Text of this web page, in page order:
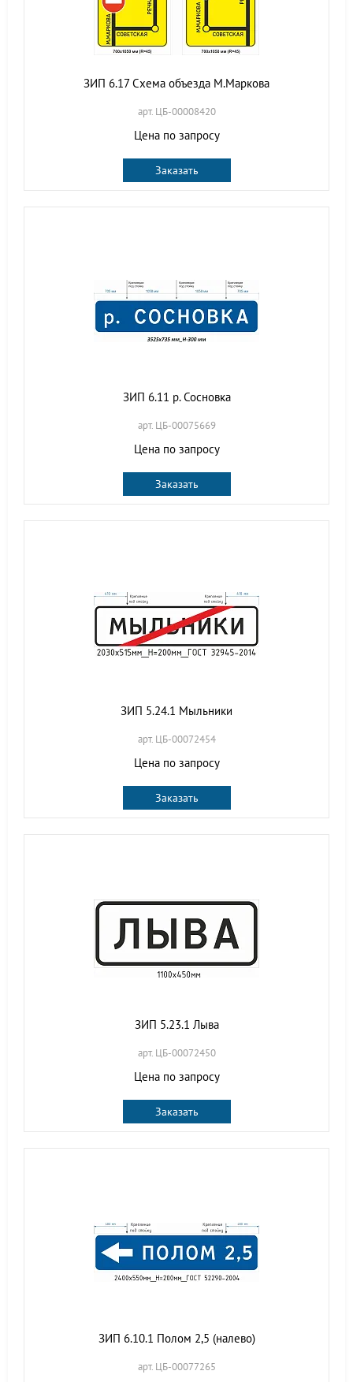
ЗИП 6.17 Схема объезда М.Маркова
арт. ЦБ-00008420
Цена по запросу
Заказать
ЗИП 6.11 р. Сосновка
арт. ЦБ-00075669
Цена по запросу
Заказать
ЗИП 5.24.1 Мыльники
арт. ЦБ-00072454
Цена по запросу
Заказать
ЗИП 5.23.1 Лыва
арт. ЦБ-00072450
Цена по запросу
Заказать
ЗИП 6.10.1 Полом 2,5 (налево)
арт. ЦБ-00077265